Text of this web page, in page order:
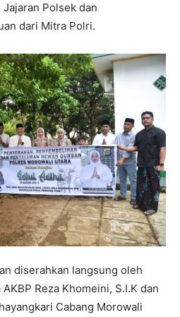
Polsek dan
dari Mitra Polri.
diserahkan langsung oleh
Reza Khomeini, S.I.K dan
Cabang Morowali